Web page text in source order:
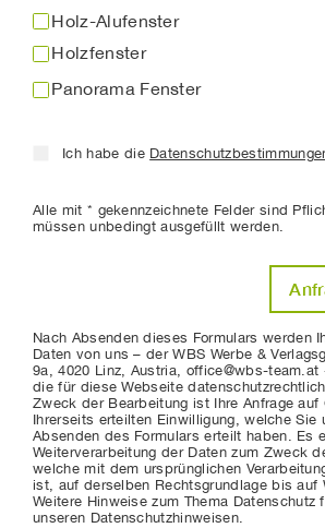
Holz-Alufenster
Holzfenster
Panorama Fenster
Ich habe die
Alle mit * gekennzeichnete Felder sind
müssen unbedingt ausgefüllt werden.
Nach Absenden dieses Formulars werden
Daten von uns – der WBS Werbe &
9a, 4020 Linz, Austria, office@wbs-
die für diese Webseite
Zweck der Bearbeitung ist Ihre Anfrage auf
Ihrerseits erteilten Einwilligung, welche Sie
Absenden des Formulars erteilt haben. Es
Weiterverarbeitung der Daten zum Zweck
welche mit dem ursprünglichen
ist, auf derselben Rechtsgrundlage bis auf
Weitere Hinweise zum Thema Datenschutz
unseren Datenschutzhinweisen.